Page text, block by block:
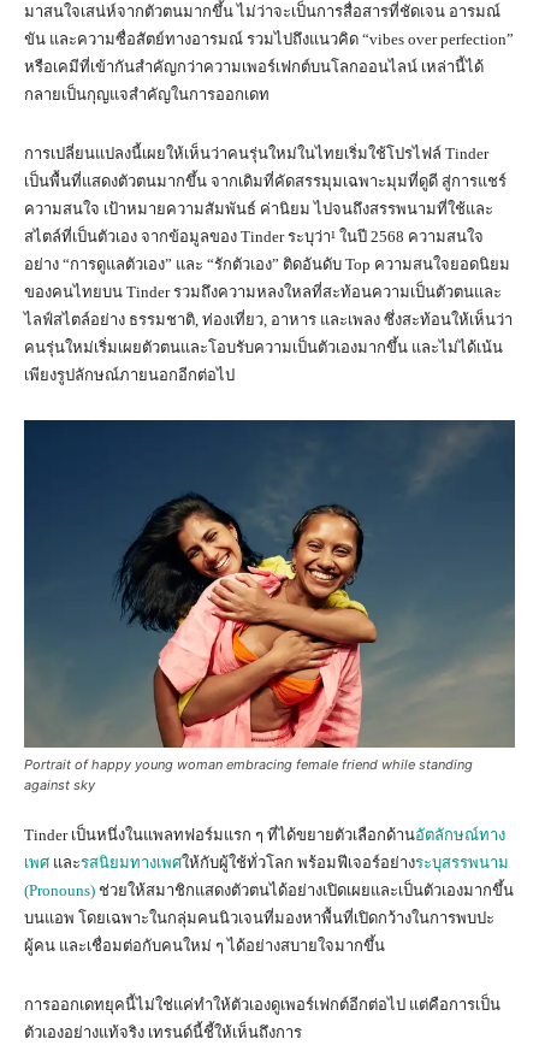
มาสนใจเสน่ห์จากตัวตนมากขึ้น ไม่ว่าจะเป็นการสื่อสารที่ชัดเจน อารมณ์
ขัน และความซื่อสัตย์ทางอารมณ์ รวมไปถึงแนวคิด “vibes over perfection”
หรือเคมีที่เข้ากันสำคัญกว่าความเพอร์เฟกต์บนโลกออนไลน์ เหล่านี้ได้
กลายเป็นกุญแจสำคัญในการออกเดท
การเปลี่ยนแปลงนี้เผยให้เห็นว่าคนรุ่นใหม่ในไทยเริ่มใช้โปรไฟล์ Tinder
เป็นพื้นที่แสดงตัวตนมากขึ้น จากเดิมที่คัดสรรมุมเฉพาะมุมที่ดูดี สู่การแชร์
ความสนใจ เป้าหมายความสัมพันธ์ ค่านิยม ไปจนถึงสรรพนามที่ใช้และ
สไตล์ที่เป็นตัวเอง จากข้อมูลของ Tinder ระบุว่า¹ ในปี 2568 ความสนใจ
อย่าง “การดูแลตัวเอง” และ “รักตัวเอง” ติดอันดับ Top ความสนใจยอดนิยม
ของคนไทยบน Tinder รวมถึงความหลงใหลที่สะท้อนความเป็นตัวตนและ
ไลฟ์สไตล์อย่าง ธรรมชาติ, ท่องเที่ยว, อาหาร และเพลง ซึ่งสะท้อนให้เห็นว่า
คนรุ่นใหม่เริ่มเผยตัวตนและโอบรับความเป็นตัวเองมากขึ้น และไม่ได้เน้น
เพียงรูปลักษณ์ภายนอกอีกต่อไป
Portrait of happy young woman embracing female friend while standing
against sky
Tinder เป็นหนึ่งในแพลทฟอร์มแรก ๆ ที่ได้ขยายตัวเลือกด้านอัตลักษณ์ทาง
เพศ และรสนิยมทางเพศให้กับผู้ใช้ทั่วโลก พร้อมฟีเจอร์อย่างระบุสรรพนาม
(Pronouns) ช่วยให้สมาชิกแสดงตัวตนได้อย่างเปิดเผยและเป็นตัวเองมากขึ้น
บนแอพ โดยเฉพาะในกลุ่มคนนิวเจนที่มองหาพื้นที่เปิดกว้างในการพบปะ
ผู้คน และเชื่อมต่อกับคนใหม่ ๆ ได้อย่างสบายใจมากขึ้น
การออกเดทยุคนี้ไม่ใช่แค่ทำให้ตัวเองดูเพอร์เฟกต์อีกต่อไป แต่คือการเป็น
ตัวเองอย่างแท้จริง เทรนด์นี้ชี้ให้เห็นถึงการ